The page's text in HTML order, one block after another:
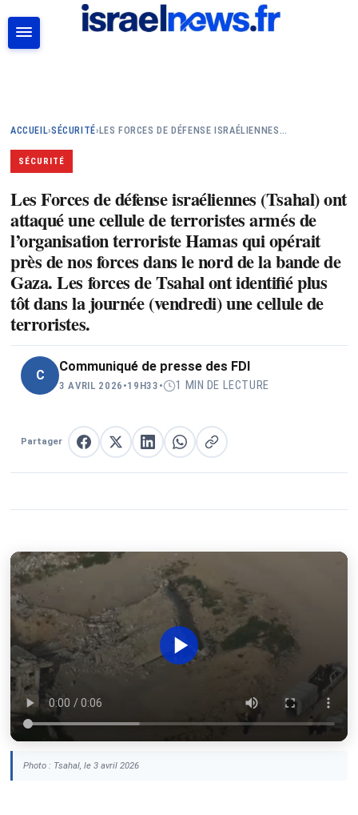
ACCUEIL›SÉCURITÉ› LES FORCES DE DÉFENSE ISRAÉLIENNES…
SÉCURITÉ
Les Forces de défense israéliennes (Tsahal) ont
attaqué une cellule de terroristes armés de
l’organisation terroriste Hamas qui opérait
près de nos forces dans le nord de la bande de
Gaza. Les forces de Tsahal ont identifié plus
tôt dans la journée (vendredi) une cellule de
terroristes.
C
Communiqué de presse des FDI
3 AVRIL 2026 •19H33 • 1 MIN DE LECTURE
Partager Partager sur Facebook
Partager sur XPartager sur LinkedIn
Partager sur WhatsApp
Copier le lien
Photo : Tsahal, le 3 avril 2026